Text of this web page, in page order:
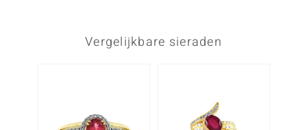
Vergelijkbare sieraden